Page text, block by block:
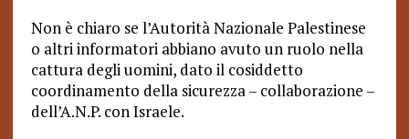
Non è chiaro se l’Autorità Nazionale Palestinese
o altri informatori abbiano avuto un ruolo nella
cattura degli uomini, dato il cosiddetto
coordinamento della sicurezza – collaborazione –
dell’A.N.P. con Israele.